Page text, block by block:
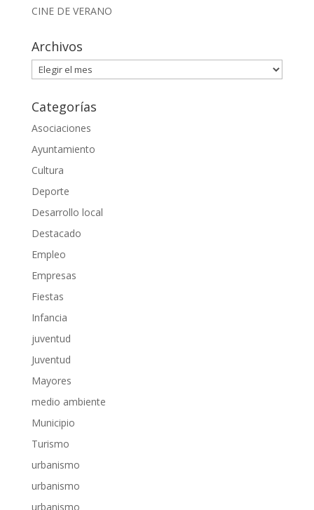
CINE DE VERANO
Archivos
Archivos
Categorías
Asociaciones
Ayuntamiento
Cultura
Deporte
Desarrollo local
Destacado
Empleo
Empresas
Fiestas
Infancia
juventud
Juventud
Mayores
medio ambiente
Municipio
Turismo
urbanismo
urbanismo
urbanismo